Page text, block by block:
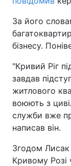
За його
бізнесу.
"Кривий Ріг
завдав
житлового
воюють з
служби вже
написав він.
Згодом Лисак
Кривому Розі